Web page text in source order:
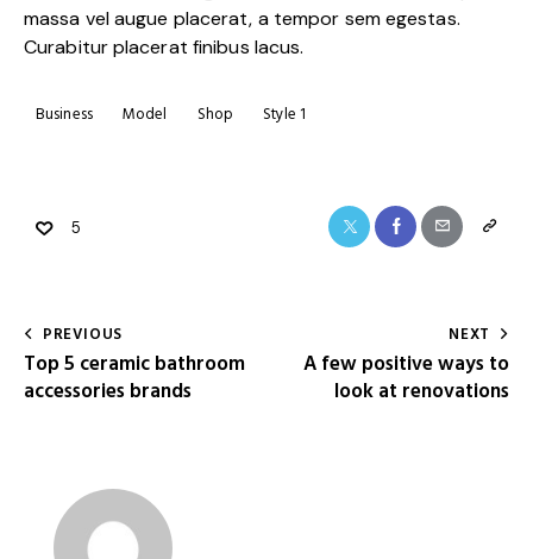
massa vel augue placerat, a tempor sem egestas.
Curabitur placerat finibus lacus.
Business Model Shop Style 1
5
PREVIOUS
Top 5 ceramic bathroom
accessories brands
NEXT
A few positive ways to
look at renovations